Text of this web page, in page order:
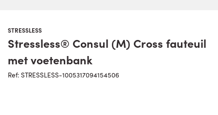
STRESSLESS
Stressless® Consul (M) Cross fauteuil
met voetenbank
Ref: STRESSLESS-1005317094154506